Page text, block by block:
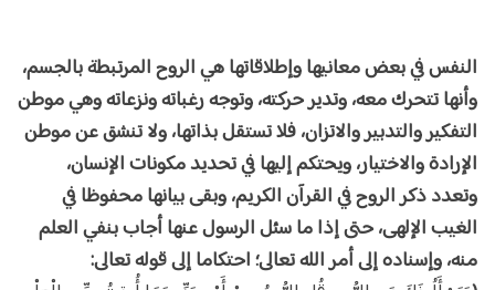
النفس في بعض معانيها وإطلاقاتها هي الروح المرتبطة بالجسم،
وأنها تتحرك معه، وتدير حركته، وتوجه رغباته ونزعاته وهي موطن
التفكير والتدبير والاتزان، فلا تستقل بذاتها، ولا تنشق عن موطن
الإرادة والاختيار، ويحتكم إليها في تحديد مكونات الإنسان،
وتعدد ذكر الروح في القرآن الكريم، وبقى بيانها محفوظا في
الغيب الإلهى، حتى إذا ما سئل الرسول عنها أجاب بنفي العلم
منه، وإسناده إلى أمر الله تعالى؛ احتكاما إلى قوله تعالى: